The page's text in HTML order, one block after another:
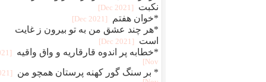
نکبت
[2021 Dec]
*خوان هفتم [2021 Dec]
*هر چند عشق من به تو بیرون ز غایت
است
[2021 Dec]
*خطابه پر اندوه قارقاریه و واق واقیه
Nov]
* بر سنگ گور کهنه پرستان همچو من